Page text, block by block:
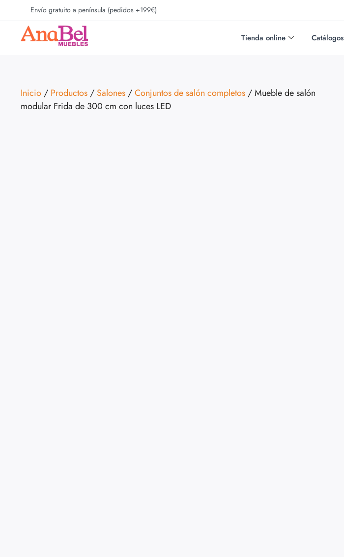
Envío gratuito a península (pedidos +199€)
Tienda online Catálogos
Inicio / Productos / Salones /Conjuntos de salón completos / Mueble de salón
modular Frida de 300 cm con luces LED